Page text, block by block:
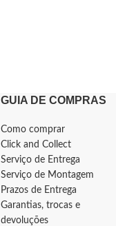
GUIA DE COMPRAS
Como comprar
Click and Collect
Serviço de Entrega
Serviço de Montagem
Prazos de Entrega
Garantias, trocas e
devoluções